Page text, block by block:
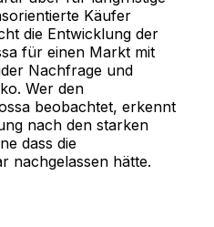
Käufer
die Entwicklung der
für einen Markt mit
Nachfrage und
Wer den
beobachtet, erkennt
nach den starken
dass die
nachgelassen hätte.